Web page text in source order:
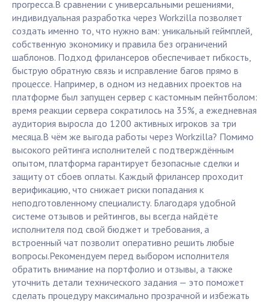
прогресса.В сравнении с универсальными решениями,
индивидуальная разработка через Workzilla позволяет
создать именно то, что нужно вам: уникальный геймплей,
собственную экономику и правила без ограничений
шаблонов. Подход фрилансеров обеспечивает гибкость,
быструю обратную связь и исправление багов прямо в
процессе. Например, в одном из недавних проектов на
платформе был запущен сервер с кастомным пейнтболом:
время реакции сервера сократилось на 35%, а ежедневная
аудитория выросла до 1200 активных игроков за три
месяца.В чём же выгода работы через Workzilla? Помимо
высокого рейтинга исполнителей с подтверждённым
опытом, платформа гарантирует безопасные сделки и
защиту от сбоев оплаты. Каждый фрилансер проходит
верификацию, что снижает риски попадания к
неподготовленному специалисту. Благодаря удобной
системе отзывов и рейтингов, вы всегда найдёте
исполнителя под свой бюджет и требования, а
встроенный чат позволит оперативно решить любые
вопросы.Рекомендуем перед выбором исполнителя
обратить внимание на портфолио и отзывы, а также
уточнить детали технического задания — это поможет
сделать процедуру максимально прозрачной и избежать